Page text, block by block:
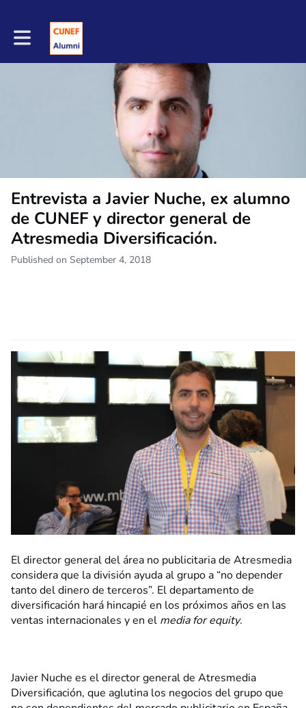
Toggle main navigation
Entrevista a Javier Nuche, ex alumno
de CUNEF y director general de
Atresmedia Diversificación.
Published on September 4, 2018
El director general del área no publicitaria de Atresmedia
considera que la división ayuda al grupo a “no depender
tanto del dinero de terceros”. El departamento de
diversificación hará hincapié en los próximos años en las
ventas internacionales y en el media for equity.
Javier Nuche es el director general de Atresmedia
Diversificación, que aglutina los negocios del grupo que